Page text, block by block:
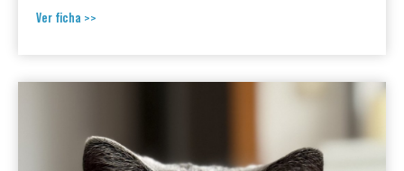
Ver ficha >>